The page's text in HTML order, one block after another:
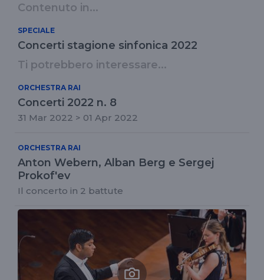
Contenuto in...
SPECIALE
Concerti stagione sinfonica 2022
Ti potrebbero interessare...
ORCHESTRA RAI
Concerti 2022 n. 8
31 Mar 2022 > 01 Apr 2022
ORCHESTRA RAI
Anton Webern, Alban Berg e Sergej
Prokof'ev
Il concerto in 2 battute